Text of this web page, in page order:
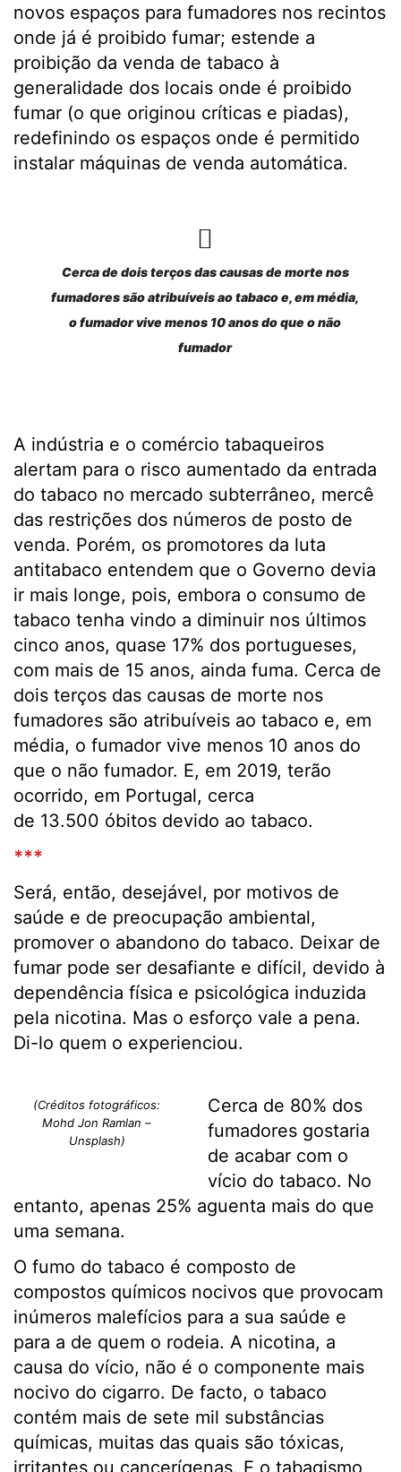
novos espaços para fumadores nos recintos
onde já é proibido fumar; estende a
proibição da venda de tabaco à
generalidade dos locais onde é proibido
fumar (o que originou críticas e piadas),
redefinindo os espaços onde é permitido
instalar máquinas de venda automática.
Cerca de dois terços das causas de morte nos
fumadores são atribuíveis ao tabaco e, em média,
o fumador vive menos 10 anos do que o não
fumador
A indústria e o comércio tabaqueiros
alertam para o risco aumentado da entrada
do tabaco no mercado subterrâneo, mercê
das restrições dos números de posto de
venda. Porém, os promotores da luta
antitabaco entendem que o Governo devia
ir mais longe, pois, embora o consumo de
tabaco tenha vindo a diminuir nos últimos
cinco anos, quase 17% dos portugueses,
com mais de 15 anos, ainda fuma. Cerca de
dois terços das causas de morte nos
fumadores são atribuíveis ao tabaco e, em
média, o fumador vive menos 10 anos do
que o não fumador. E, em 2019, terão
ocorrido, em Portugal, cerca
de 13.500 óbitos devido ao tabaco.
***
Será, então, desejável, por motivos de
saúde e de preocupação ambiental,
promover o abandono do tabaco. Deixar de
fumar pode ser desafiante e difícil, devido à
dependência física e psicológica induzida
pela nicotina. Mas o esforço vale a pena.
Di-lo quem o experienciou.
(Créditos fotográficos:
Mohd Jon Ramlan –
Unsplash)
Cerca de 80% dos
fumadores gostaria
de acabar com o
vício do tabaco. No
entanto, apenas 25% aguenta mais do que
uma semana.
O fumo do tabaco é composto de
compostos químicos nocivos que provocam
inúmeros malefícios para a sua saúde e
para a de quem o rodeia. A nicotina, a
causa do vício, não é o componente mais
nocivo do cigarro. De facto, o tabaco
contém mais de sete mil substâncias
químicas, muitas das quais são tóxicas,
irritantes ou cancerígenas. E o tabagismo